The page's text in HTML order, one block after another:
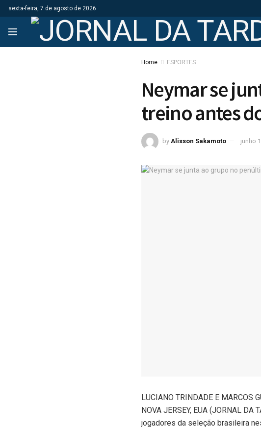
sexta-feira, 7 de agosto de 2026
Home ESPORTES
Neymar se
treino antes
by Alisson Sakamoto junho
LUCIANO TRINDADE E MARCOS
NOVA JERSEY, EUA (JORNAL
jogadores da seleção brasileira